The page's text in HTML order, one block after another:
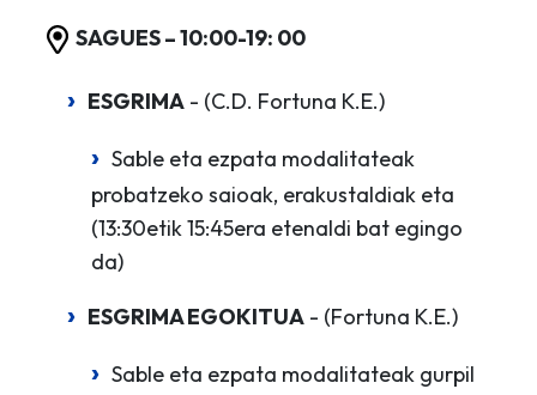
SAGUES – 10:00-19: 00
ESGRIMA - (C.D. Fortuna K.E.)
Sable eta ezpata modalitateak
probatzeko saioak, erakustaldiak eta
(13:30etik 15:45era etenaldi bat egingo
da)
ESGRIMA EGOKITUA - (Fortuna K.E.)
Sable eta ezpata modalitateak gurpil